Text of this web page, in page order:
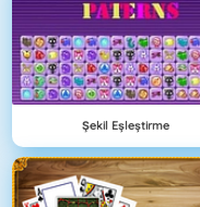
Şekil Eşleştirme